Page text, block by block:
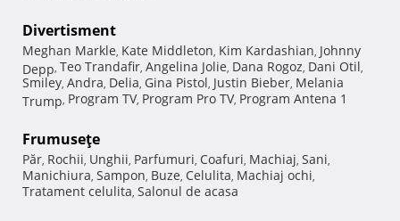
Divertisment
Meghan Markle, Kate Middleton, Kim Kardashian, Johnny
Depp, Teo Trandafir, Angelina Jolie, Dana Rogoz, Dani Otil,
Smiley, Andra, Delia, Gina Pistol, Justin Bieber, Melania
Trump, Program TV, Program Pro TV, Program Antena 1
Frumuseţe
Păr, Rochii, Unghii, Parfumuri, Coafuri, Machiaj, Sani,
Manichiura, Sampon, Buze, Celulita, Machiaj ochi,
Tratament celulita, Salonul de acasa